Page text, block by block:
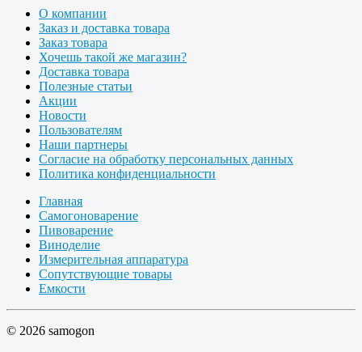
О компании
Заказ и доставка товара
Заказ товара
Хочешь такой же магазин?
Доставка товара
Полезные статьи
Акции
Новости
Пользователям
Наши партнеры
Согласие на обработку персональных данных
Политика конфиденциальности
Главная
Самогоноварение
Пивоварение
Виноделие
Измерительная аппаратура
Сопутствующие товары
Емкости
© 2026 samogon